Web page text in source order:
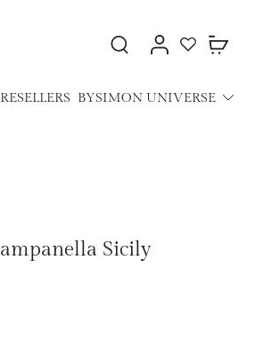
RESELLERS BYSIMON UNIVERSE
Sicily